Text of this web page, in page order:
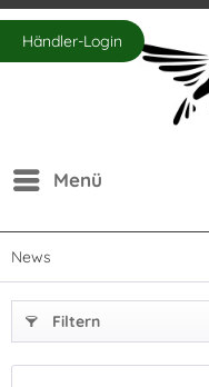
Händler-Login
Menü
News
Filtern